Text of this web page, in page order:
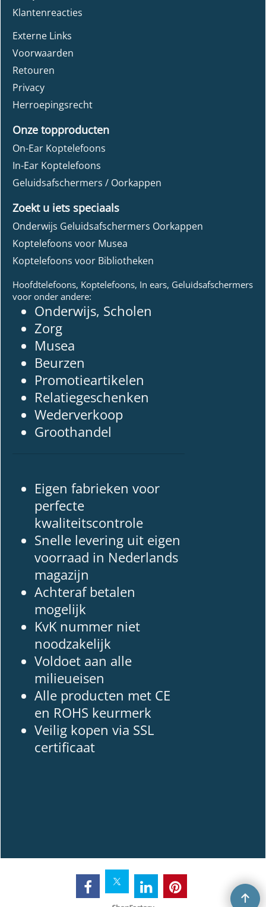
Klantenreacties
Externe Links
Voorwaarden
Retouren
Privacy
Herroepingsrecht
Onze topproducten
On-Ear Koptelefoons
In-Ear Koptelefoons
Geluidsafschermers / Oorkappen
Zoekt u iets speciaals
Onderwijs Geluidsafschermers Oorkappen
Koptelefoons voor Musea
Koptelefoons voor Bibliotheken
Hoofdtelefoons, Koptelefoons, In ears, Geluidsafschermers
voor onder andere:
Onderwijs, Scholen
Zorg
Musea
Beurzen
Promotieartikelen
Relatiegeschenken
Wederverkoop
Groothandel
Eigen fabrieken voor
perfecte
kwaliteitscontrole
Snelle levering uit eigen
voorraad in Nederlands
magazijn
Achteraf betalen
mogelijk
KvK nummer niet
noodzakelijk
Voldoet aan alle
milieueisen
Alle producten met CE
en ROHS keurmerk
Veilig kopen via SSL
certificaat